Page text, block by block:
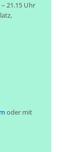
– 21.15 Uhr
oder mit